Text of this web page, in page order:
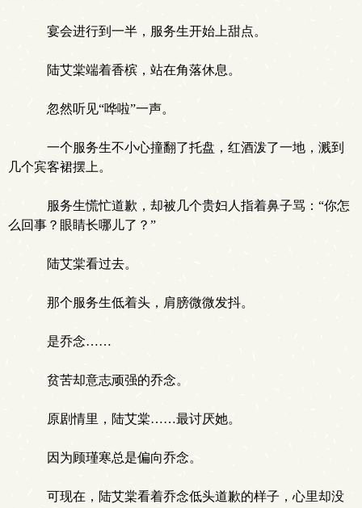
宴会进行到一半，服务生开始上甜点。
陆艾棠端着香槟，站在角落休息。
忽然听见“哗啦”一声。
一个服务生不小心撞翻了托盘，红酒泼了一地，溅到
几个宾客裙摆上。
服务生慌忙道歉，却被几个贵妇人指着鼻子骂：“你怎
么回事？眼睛长哪儿了？”
陆艾棠看过去。
那个服务生低着头，肩膀微微发抖。
是乔念……
贫苦却意志顽强的乔念。
原剧情里，陆艾棠……最讨厌她。
因为顾瑾寒总是偏向乔念。
可现在，陆艾棠看着乔念低头道歉的样子，心里却没